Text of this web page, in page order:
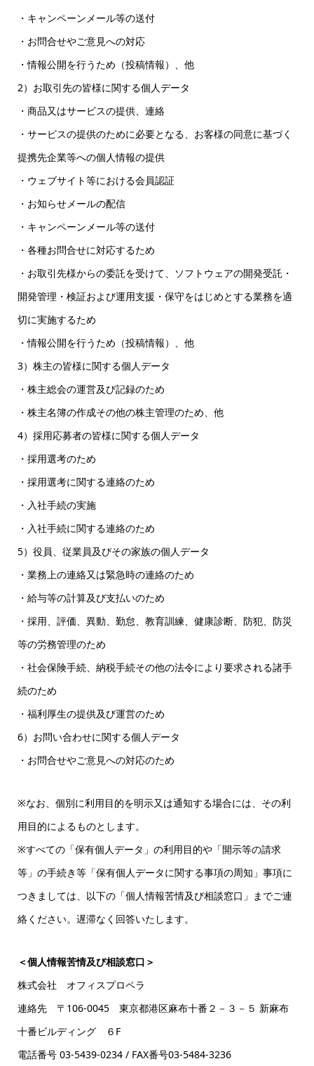
・キャンペーンメール等の送付
・お問合せやご意見への対応
・情報公開を行うため（投稿情報）、他
2）お取引先の皆様に関する個人データ
・商品又はサービスの提供、連絡
・サービスの提供のために必要となる、お客様の同意に基づく
提携先企業等への個人情報の提供
・ウェブサイト等における会員認証
・お知らせメールの配信
・キャンペーンメール等の送付
・各種お問合せに対応するため
・お取引先様からの委託を受けて、ソフトウェアの開発受託・
開発管理・検証および運用支援・保守をはじめとする業務を適
切に実施するため
・情報公開を行うため（投稿情報）、他
3）株主の皆様に関する個人データ
・株主総会の運営及び記録のため
・株主名簿の作成その他の株主管理のため、他
4）採用応募者の皆様に関する個人データ
・採用選考のため
・採用選考に関する連絡のため
・入社手続の実施
・入社手続に関する連絡のため
5）役員、従業員及びその家族の個人データ
・業務上の連絡又は緊急時の連絡のため
・給与等の計算及び支払いのため
・採用、評価、異動、勤怠、教育訓練、健康診断、防犯、防災
等の労務管理のため
・社会保険手続、納税手続その他の法令により要求される諸手
続のため
・福利厚生の提供及び運営のため
6）お問い合わせに関する個人データ
・お問合せやご意見への対応のため
※なお、個別に利用目的を明示又は通知する場合には、その利
用目的によるものとします。
※すべての「保有個人データ」の利用目的や「開示等の請求
等」の手続き等「保有個人データに関する事項の周知」事項に
つきましては、以下の「個人情報苦情及び相談窓口」までご連
絡ください。遅滞なく回答いたします。
＜個人情報苦情及び相談窓口＞
株式会社 オフィスプロペラ
連絡先 〒106-0045 東京都港区麻布十番２－３－５ 新麻布
十番ビルディング ６F
電話番号 03-5439-0234 / FAX番号03-5484-3236